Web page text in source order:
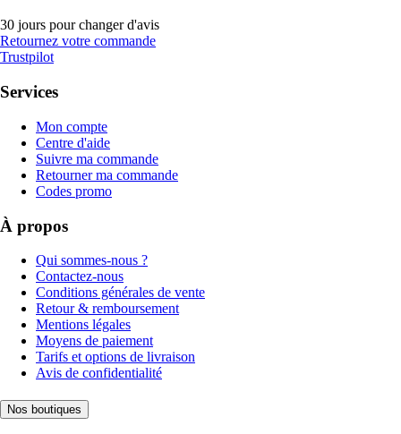
30 jours pour changer d'avis
Retournez votre commande
Trustpilot
Services
Mon compte
Centre d'aide
Suivre ma commande
Retourner ma commande
Codes promo
À propos
Qui sommes-nous ?
Contactez-nous
Conditions générales de vente
Retour & remboursement
Mentions légales
Moyens de paiement
Tarifs et options de livraison
Avis de confidentialité
Nos boutiques